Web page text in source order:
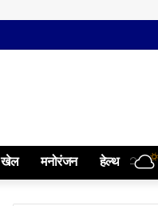
खेल मनोरंजन हेल्थ